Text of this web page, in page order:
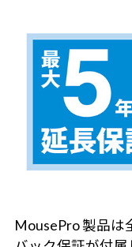
MousePro 製品は